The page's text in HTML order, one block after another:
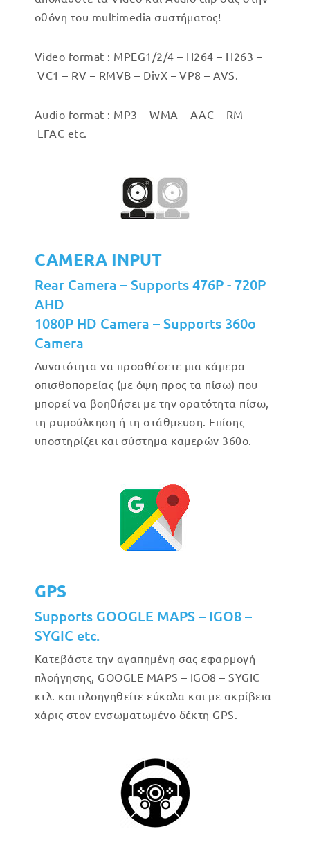
οθόνη του multimedia συστήματος!
Video format : MPEG1/2/4 – H264 – H263 –
VC1 – RV – RMVB – DivX – VP8 – AVS.
Audio format : MP3 – WMA – AAC – RM –
LFAC etc.
CAMERA INPUT
Rear Camera – Supports 476P - 720P
AHD
1080P HD Camera – Supports 360o
Camera
Δυνατότητα να προσθέσετε μια κάμερα
οπισθοπορείας (με όψη προς τα πίσω) που
μπορεί να βοηθήσει με την ορατότητα πίσω,
τη ρυμούλκηση ή τη στάθμευση. Επίσης
υποστηρίζει και σύστημα καμερών 360ο.
GPS
Supports GOOGLE MAPS – IGO8 –
SYGIC etc.
Κατεβάστε την αγαπημένη σας εφαρμογή
πλοήγησης, GOOGLE MAPS – IGO8 – SYGIC
κτλ. και πλοηγηθείτε εύκολα και με ακρίβεια
χάρις στον ενσωματωμένο δέκτη GPS.